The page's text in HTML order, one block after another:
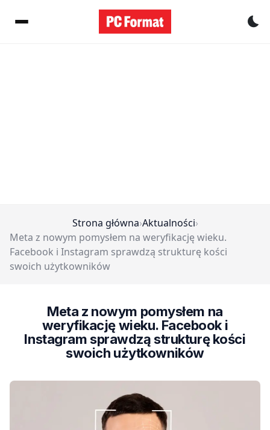
Strona główna›Aktualności›
Meta z nowym pomysłem na weryfikację wieku.
Facebook i Instagram sprawdzą strukturę kości
swoich użytkowników
Meta z nowym pomysłem na
weryfikację wieku. Facebook i
Instagram sprawdzą strukturę kości
swoich użytkowników